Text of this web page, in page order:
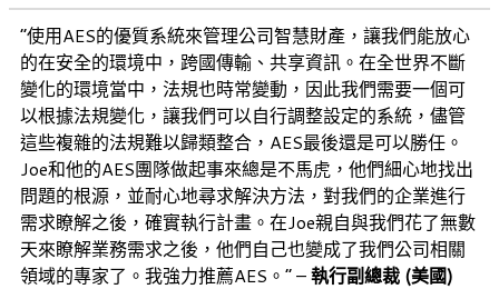
“使用AES的優質系統來管理公司智慧財產，讓我們能放心
的在安全的環境中，跨國傳輸、共享資訊。在全世界不斷
變化的環境當中，法規也時常變動，因此我們需要一個可
以根據法規變化，讓我們可以自行調整設定的系統，儘管
這些複雜的法規難以歸類整合，AES最後還是可以勝任。
Joe和他的AES團隊做起事來總是不馬虎，他們細心地找出
問題的根源，並耐心地尋求解決方法，對我們的企業進行
需求瞭解之後，確實執行計畫。在Joe親自與我們花了無數
天來瞭解業務需求之後，他們自己也變成了我們公司相關
領域的專家了。我強力推薦AES。” –執行副總裁 (美國)